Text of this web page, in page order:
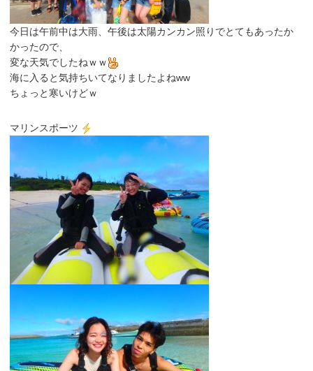
今日は午前中は大雨、午後は太陽カンカン照りでとてもあったか
かったので、
変な天気でしたねｗｗ
海に入ると気持ちいてなりましたよねww
ちょっと寒いけどｗ
マリンスポーツ